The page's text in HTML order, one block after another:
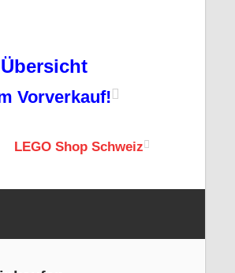
Vorverkauf!
LEGO Shop Schweiz